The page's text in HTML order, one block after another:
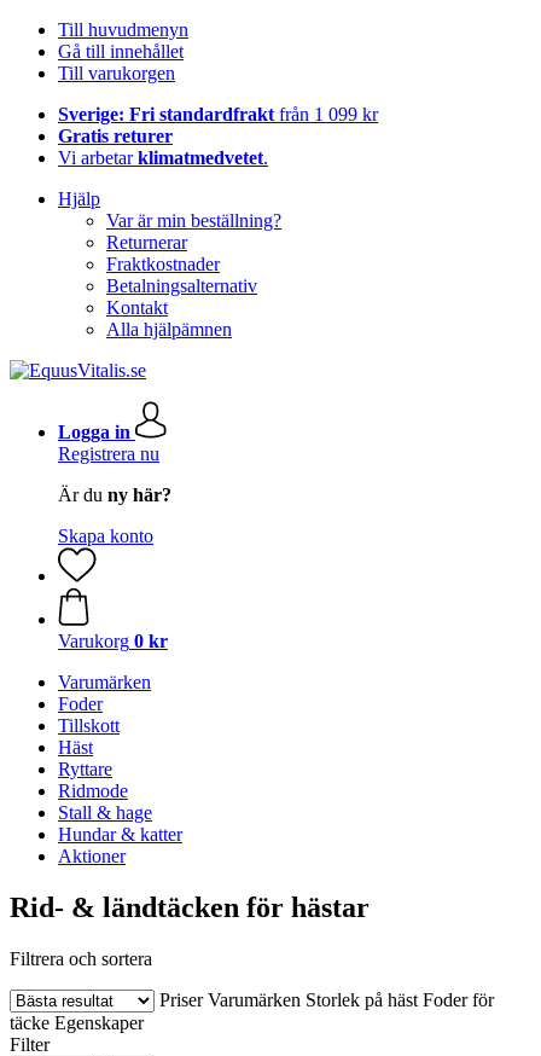
Till huvudmenyn
Gå till innehållet
Till varukorgen
Sverige: Fri standardfrakt från 1 099 kr
Gratis returer
Vi arbetarklimatmedvetet.
Hjälp
Var är min beställning?
Returnerar
Fraktkostnader
Betalningsalternativ
Kontakt
Alla hjälpämnen
Logga in
Registrera nu
Är du ny här?
Skapa konto
Varukorg 0 kr
Varumärken
Foder
Tillskott
Häst
Ryttare
Ridmode
Stall & hage
Hundar & katter
Aktioner
Rid- & ländtäcken för hästar
Filtrera och sortera
Priser Varumärken Storlek på häst Foder för
täcke Egenskaper
Filter